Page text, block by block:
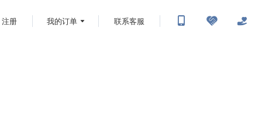
注册 我的订单 联系客服